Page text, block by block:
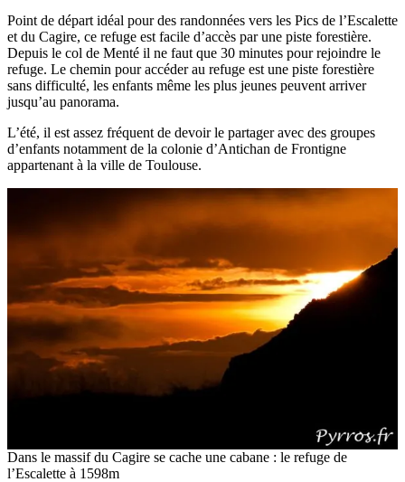
Point de départ idéal pour des randonnées vers les Pics de l’Escalette
et du Cagire, ce refuge est facile d’accès par une piste forestière.
Depuis le col de Menté il ne faut que 30 minutes pour rejoindre le
refuge. Le chemin pour accéder au refuge est une piste forestière
sans difficulté, les enfants même les plus jeunes peuvent arriver
jusqu’au panorama.
L’été, il est assez fréquent de devoir le partager avec des groupes
d’enfants notamment de la colonie d’Antichan de Frontigne
appartenant à la ville de Toulouse.
Dans le massif du Cagire se cache une cabane : le refuge de
l’Escalette à 1598m